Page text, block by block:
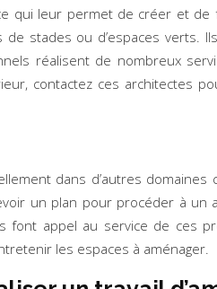
qui leur permet de créer et de
stades ou d’espaces verts.
réalisent de nombreux
contactez ces architectes
dans d’autres domaines
un plan pour procéder à un
appel au service de ces
les espaces à aménager.